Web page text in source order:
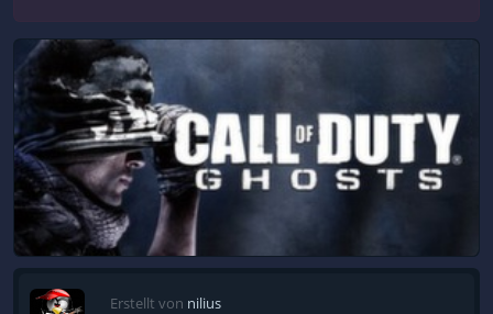
Erstellt von nilius